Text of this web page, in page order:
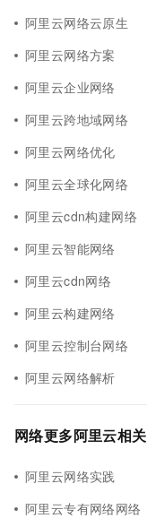
阿里云网络云原生
阿里云网络方案
阿里云企业网络
阿里云跨地域网络
阿里云网络优化
阿里云全球化网络
阿里云cdn构建网络
阿里云智能网络
阿里云cdn网络
阿里云构建网络
阿里云控制台网络
阿里云网络解析
网络更多阿里云相关
阿里云网络实践
阿里云专有网络网络